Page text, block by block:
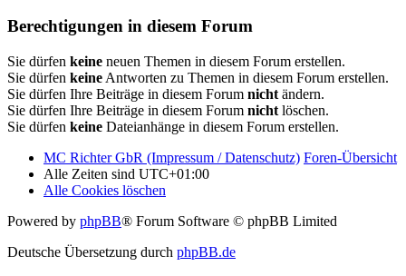
Berechtigungen in diesem Forum
Sie dürfen keine neuen Themen in diesem Forum erstellen.
Sie dürfen keine Antworten zu Themen in diesem Forum erstellen.
Sie dürfen Ihre Beiträge in diesem Forum nicht ändern.
Sie dürfen Ihre Beiträge in diesem Forum nicht löschen.
Sie dürfen keine Dateianhänge in diesem Forum erstellen.
MC Richter GbR (Impressum / Datenschutz) Foren-Übersicht
Alle Zeiten sind UTC+01:00
Alle Cookies löschen
Powered by phpBB® Forum Software © phpBB Limited
Deutsche Übersetzung durch phpBB.de